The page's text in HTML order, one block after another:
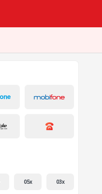
05x 03x